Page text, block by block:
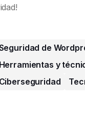
de
Herramientas y
Ciberseguridad